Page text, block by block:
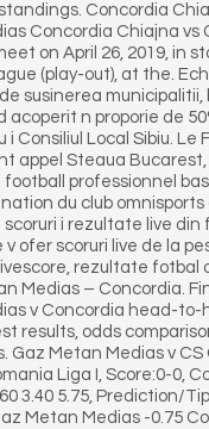
Concordia
Concordia Chiajna vs
on April 26, 2019, in
(play-out), at the.
susinerea municipalitii,
acoperit n proporie de
i Consiliul Local Sibiu. Le
appel Steaua Bucarest,
professionnel bas
du club omnisports
scoruri i rezultate live din
v ofer scoruri live de la
rezultate fotbal
Medias – Concordia.
v Concordia head-to-
results, odds
Gaz Metan Medias v CS
Liga I, Score:0-0,
3.40 5.75, Prediction/
Metan Medias -0.75